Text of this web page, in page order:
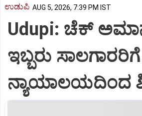
ಉಡುಪಿ AUG 5, 2026, 7:39 PM IST
Udupi: ಚೆಕ್
ಇಬ್ಬರು ಸಾಲಗಾರರಿಗೆ
ನ್ಯಾಯಾಲಯದಿಂದ